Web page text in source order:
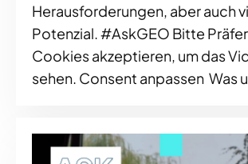
Herausforderungen, aber auch
Potenzial. #AskGEO Bitte
Cookies akzeptieren, um das
sehen. Consent anpassen Was